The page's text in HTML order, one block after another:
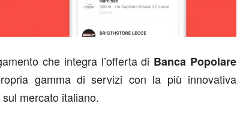
che integra l’offerta di Banca Popolare
gamma di servizi con la più innovativa
mercato italiano.